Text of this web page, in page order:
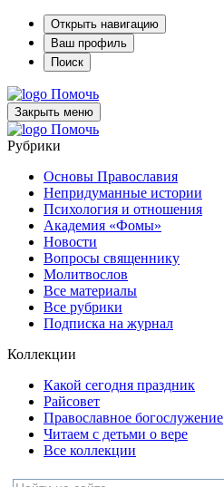
Открыть навигацию
Ваш профиль
Поиск
Помочь
Закрыть меню
Помочь
Рубрики
Основы Православия
Непридуманные истории
Психология и отношения
Академия «Фомы»
Новости
Вопросы священнику
Молитвослов
Все материалы
Все рубрики
Подписка на журнал
Коллекции
Какой сегодня праздник
Райсовет
Православное богослужение
Читаем с детьми о вере
Все коллекции